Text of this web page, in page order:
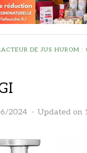
DE JUS HUROM :
2024 Updated on